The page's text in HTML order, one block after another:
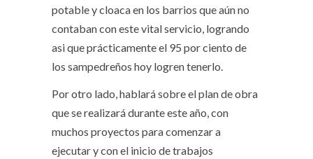
potable y cloaca en los barrios que aún no
contaban con este vital servicio, logrando
asi que prácticamente el 95 por ciento de
los sampedreños hoy logren tenerlo.
Por otro lado, hablará sobre el plan de obra
que se realizará durante este año, con
muchos proyectos para comenzar a
ejecutar y con el inicio de trabajos